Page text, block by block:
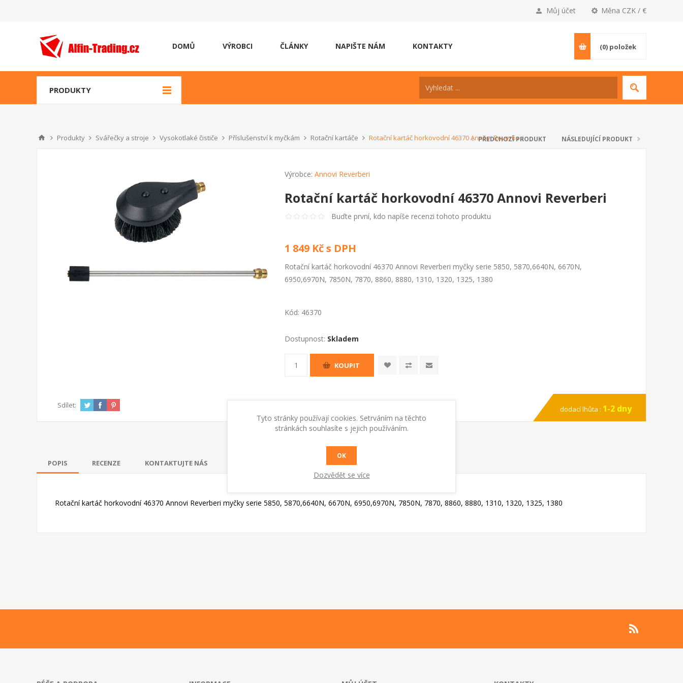
Měna CZK / €
Můj účet
DOMŮ VÝROBCI ČLÁNKY NAPIŠTE NÁM KONTAKTY (0) položek
PRODUKTY
Produkty Svářečky a stroje Vysokotlaké čističe Příslušenství k myčkám Rotační kartáče Rotační kartáč horkovodní 46370 Annovi Reverberi
PŘEDCHOZÍ PRODUKT NÁSLEDUJÍCÍ PRODUKT
Výrobce: Annovi Reverberi
Rotační kartáč horkovodní 46370 Annovi Reverberi
Buďte první, kdo napíše recenzi tohoto produktu
1 849 Kč s DPH
Rotační kartáč horkovodní 46370 Annovi Reverberi myčky serie 5850, 5870,6640N, 6670N,
6950,6970N, 7850N, 7870, 8860, 8880, 1310, 1320, 1325, 1380
Kód: 46370
Dostupnost: Skladem
KOUPIT
Sdílet: dodací lhůta : 1-2 dny
POPIS RECENZE KONTAKTUJTE NÁS
Rotační kartáč horkovodní 46370 Annovi Reverberi myčky serie 5850, 5870,6640N, 6670N, 6950,6970N, 7850N, 7870, 8860, 8880, 1310, 1320, 1325, 1380
Tyto stránky používají cookies. Setrváním na těchto
stránkách souhlasíte s jejich používáním.
OK
Dozvědět se více